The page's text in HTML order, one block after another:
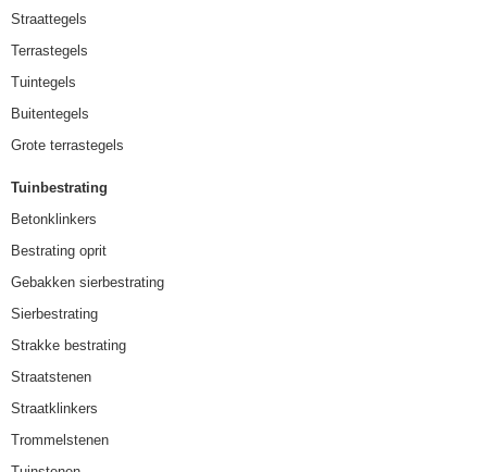
Straattegels
Terrastegels
Tuintegels
Buitentegels
Grote terrastegels
Tuinbestrating
Betonklinkers
Bestrating oprit
Gebakken sierbestrating
Sierbestrating
Strakke bestrating
Straatstenen
Straatklinkers
Trommelstenen